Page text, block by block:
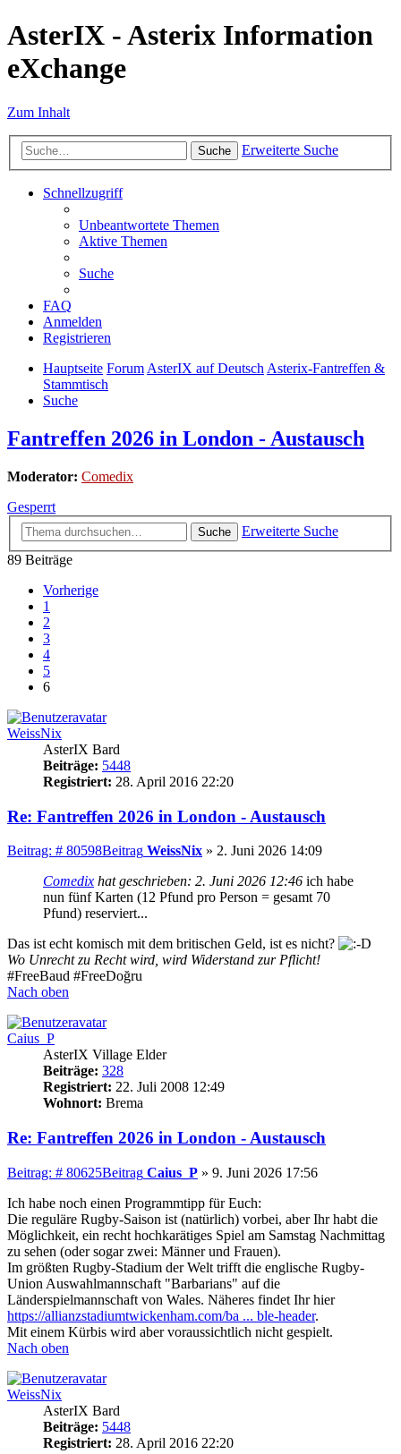
AsterIX - Asterix Information
eXchange
Zum Inhalt
Suche Erweiterte Suche
Schnellzugriff
Unbeantwortete Themen
Aktive Themen
Suche
FAQ
Anmelden
Registrieren
Hauptseite ForumAsterIX auf DeutschAsterix-Fantreffen &
Stammtisch
Suche
Fantreffen 2026 in London - Austausch
Moderator: Comedix
Gesperrt
Suche
Erweiterte Suche
89 Beiträge
Vorherige
1
2
3
4
5
6
WeissNix
AsterIX Bard
Beiträge: 5448
Registriert: 28. April 2016 22:20
Re: Fantreffen 2026 in London - Austausch
Beitrag: # 80598Beitrag WeissNix » 2. Juni 2026 14:09
Comedix hat geschrieben: 2. Juni 2026 12:46 ich habe
nun fünf Karten (12 Pfund pro Person = gesamt 70
Pfund) reserviert...
Das ist echt komisch mit dem britischen Geld, ist es nicht?
Wo Unrecht zu Recht wird, wird Widerstand zur Pflicht!
#FreeBaud #FreeDoğru
Nach oben
Caius_P
AsterIX Village Elder
Beiträge: 328
Registriert: 22. Juli 2008 12:49
Wohnort: Brema
Re: Fantreffen 2026 in London - Austausch
Beitrag: # 80625Beitrag Caius_P » 9. Juni 2026 17:56
Ich habe noch einen Programmtipp für Euch:
Die reguläre Rugby-Saison ist (natürlich) vorbei, aber Ihr habt die
Möglichkeit, ein recht hochkarätiges Spiel am Samstag Nachmittag
zu sehen (oder sogar zwei: Männer und Frauen).
Im größten Rugby-Stadium der Welt trifft die englische Rugby-
Union Auswahlmannschaft "Barbarians" auf die
Länderspielmannschaft von Wales. Näheres findet Ihr hier
https://allianzstadiumtwickenham.com/ba ... ble-header.
Mit einem Kürbis wird aber voraussichtlich nicht gespielt.
Nach oben
WeissNix
AsterIX Bard
Beiträge: 5448
Registriert: 28. April 2016 22:20